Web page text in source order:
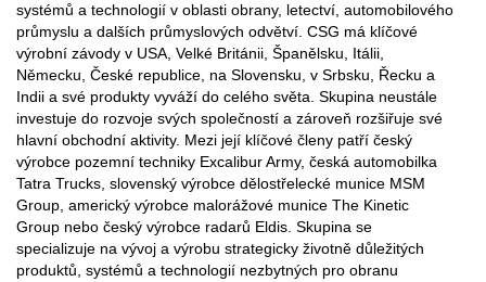
systémů a technologií v oblasti obrany, letectví, automobilového
průmyslu a dalších průmyslových odvětví. CSG má klíčové
výrobní závody v USA, Velké Británii, Španělsku, Itálii,
Německu, České republice, na Slovensku, v Srbsku, Řecku a
Indii a své produkty vyváží do celého světa. Skupina neustále
investuje do rozvoje svých společností a zároveň rozšiřuje své
hlavní obchodní aktivity. Mezi její klíčové členy patří český
výrobce pozemní techniky Excalibur Army, česká automobilka
Tatra Trucks, slovenský výrobce dělostřelecké munice MSM
Group, americký výrobce malorážové munice The Kinetic
Group nebo český výrobce radarů Eldis. Skupina se
specializuje na vývoj a výrobu strategicky životně důležitých
produktů, systémů a technologií nezbytných pro obranu